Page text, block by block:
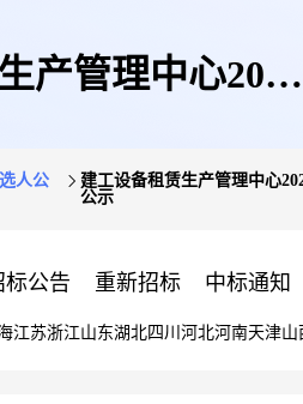
产管理中心2024
人公
建工设备租赁生产管理中心
公示
标公告 重新招标 中标通知
江苏浙江山东湖北四川 河北河南天津山